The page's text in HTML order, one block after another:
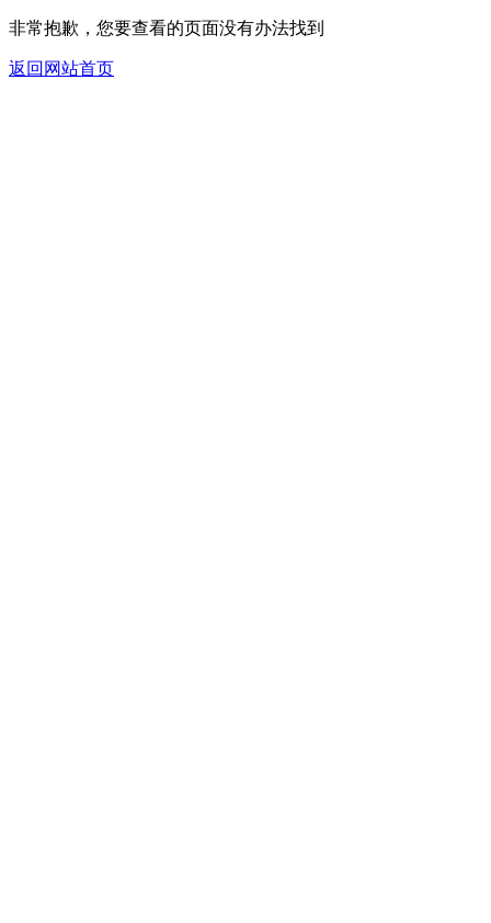
非常抱歉，您要查看的页面没有办法找到
返回网站首页